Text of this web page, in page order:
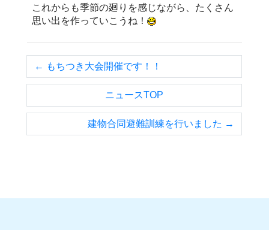
これからも季節の廻りを感じながら、たくさん
思い出を作っていこうね！
← もちつき大会開催です！！
ニュースTOP
建物合同避難訓練を行いました →